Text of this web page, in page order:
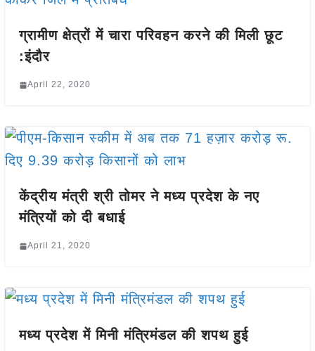
ग्रामीण क्षेत्रों में चारा परिवहन करने की मिली छूट
:इंदौर
April 22, 2020
केंद्रीय मंत्री श्री तोमर ने मध्य प्रदेश के नए
मंत्रियों को दी बधाई
April 21, 2020
मध्य प्रदेश में मिनी मंत्रिमंडल की शपथ हुई